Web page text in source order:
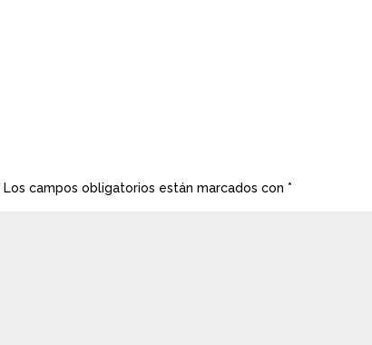
Los campos obligatorios están marcados con*